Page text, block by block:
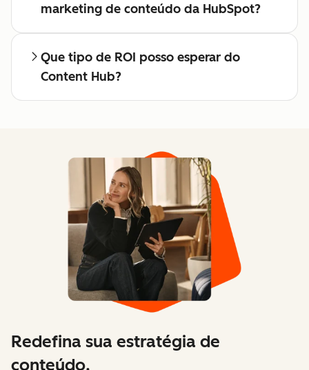
marketing de conteúdo da HubSpot?
Que tipo de ROI posso esperar do
Content Hub?
Redefina sua estratégia de
conteúdo.